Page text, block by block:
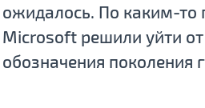
ожидалось. По каким-то
Microsoft решили уйти
обозначения поколения